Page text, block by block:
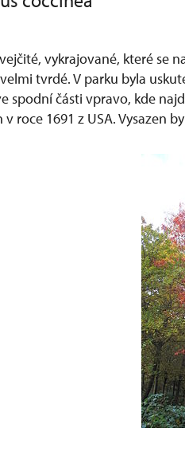
vykrajované, které se
tvrdé. V parku byla
spodní části vpravo, kde
v roce 1691 z USA. Vysazen